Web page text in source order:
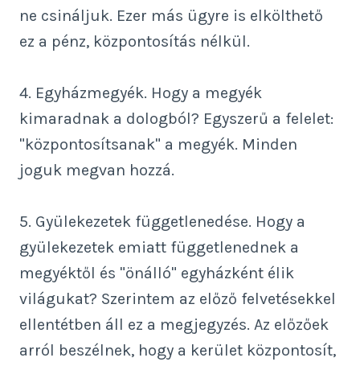
ne csináljuk. Ezer más ügyre is elkölthető
ez a pénz, központosítás nélkül.
4. Egyházmegyék. Hogy a megyék
kimaradnak a dologból? Egyszerű a felelet:
"központosítsanak" a megyék. Minden
joguk megvan hozzá.
5. Gyülekezetek függetlenedése. Hogy a
gyülekezetek emiatt függetlenednek a
megyéktől és "önálló" egyházként élik
világukat? Szerintem az előző felvetésekkel
ellentétben áll ez a megjegyzés. Az előzőek
arról beszélnek, hogy a kerület központosít,